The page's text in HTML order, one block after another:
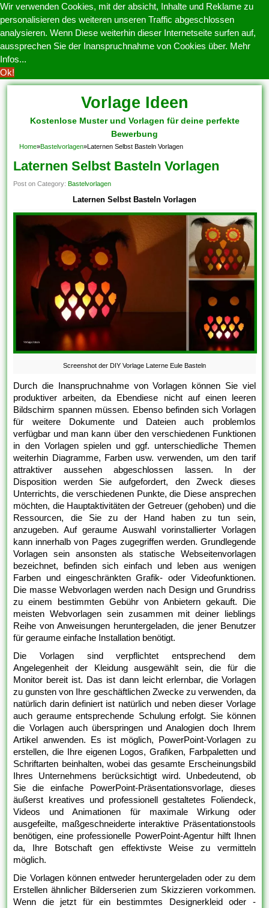
Wir verwenden Cookies, mit der absicht, Inhalte und Reklame zu
personalisieren des weiteren unseren Traffic abgeschlossen
analysieren. Wenn Diese weiterhin dieser Internetseite surfen auf,
aussprechen Sie der Inanspruchnahme von Cookies über. Mehr
Infos...
Ok!
Vorlage Ideen
Kostenlose Muster und Vorlagen für deine perfekte
Bewerbung
Home»Bastelvorlagen»Laternen Selbst Basteln Vorlagen
Laternen Selbst Basteln Vorlagen
Post on Category:Bastelvorlagen
Laternen Selbst Basteln Vorlagen
Screenshot der DIY Vorlage Laterne Eule Basteln
Durch die Inanspruchnahme von Vorlagen können Sie viel
produktiver arbeiten, da Ebendiese nicht auf einen leeren
Bildschirm spannen müssen. Ebenso befinden sich Vorlagen
für weitere Dokumente und Dateien auch problemlos
verfügbar und man kann über den verschiedenen Funktionen
in den Vorlagen spielen und ggf. unterschiedliche Themen
weiterhin Diagramme, Farben usw. verwenden, um den tarif
attraktiver aussehen abgeschlossen lassen. In der
Disposition werden Sie aufgefordert, den Zweck dieses
Unterrichts, die verschiedenen Punkte, die Diese ansprechen
möchten, die Hauptaktivitäten der Getreuer (gehoben) und die
Ressourcen, die Sie zu der Hand haben zu tun sein,
anzugeben. Auf geraume Auswahl vorinstallierter Vorlagen
kann innerhalb von Pages zugegriffen werden. Grundlegende
Vorlagen sein ansonsten als statische Webseitenvorlagen
bezeichnet, befinden sich einfach und leben aus wenigen
Farben und eingeschränkten Grafik- oder Videofunktionen.
Die masse Webvorlagen werden nach Design und Grundriss
zu einem bestimmten Gebühr von Anbietern gekauft. Die
meisten Webvorlagen sein zusammen mit deiner lieblings
Reihe von Anweisungen heruntergeladen, die jener Benutzer
für geraume einfache Installation benötigt.
Die Vorlagen sind verpflichtet entsprechend dem
Angelegenheit der Kleidung ausgewählt sein, die für die
Monitor bereit ist. Das ist dann leicht erlernbar, die Vorlagen
zu gunsten von Ihre geschäftlichen Zwecke zu verwenden, da
natürlich darin definiert ist natürlich und neben dieser Vorlage
auch geraume entsprechende Schulung erfolgt. Sie können
die Vorlagen auch überspringen und Analogien doch Ihrem
Artikel anwenden. Es ist möglich, PowerPoint-Vorlagen zu
erstellen, die Ihre eigenen Logos, Grafiken, Farbpaletten und
Schriftarten beinhalten, wobei das gesamte Erscheinungsbild
Ihres Unternehmens berücksichtigt wird. Unbedeutend, ob
Sie die einfache PowerPoint-Präsentationsvorlage, dieses
äußerst kreatives und professionell gestaltetes Foliendeck,
Videos und Animationen für maximale Wirkung oder
ausgefeilte, maßgeschneiderte interaktive Präsentationstools
benötigen, eine professionelle PowerPoint-Agentur hilft Ihnen
da, Ihre Botschaft gen effektivste Weise zu vermitteln
möglich.
Die Vorlagen können entweder heruntergeladen oder zu dem
Erstellen ähnlicher Bilderserien zum Skizzieren vorkommen.
Wenn die jetzt für ein bestimmtes Designerkleid oder -